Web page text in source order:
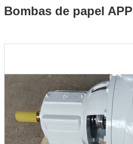
Bomba APP Bombas de papel APP
Bombas de papel APP